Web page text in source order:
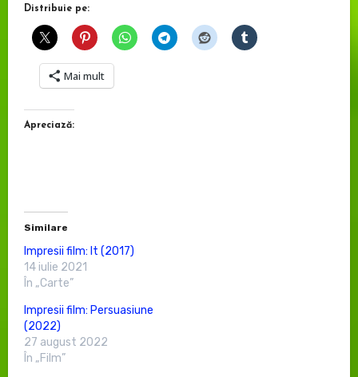
Distribuie pe:
Mai mult
Apreciază:
Similare
Impresii film: It (2017)
14 iulie 2021
În „Carte”
Impresii film: Persuasiune
(2022)
27 august 2022
În „Film”